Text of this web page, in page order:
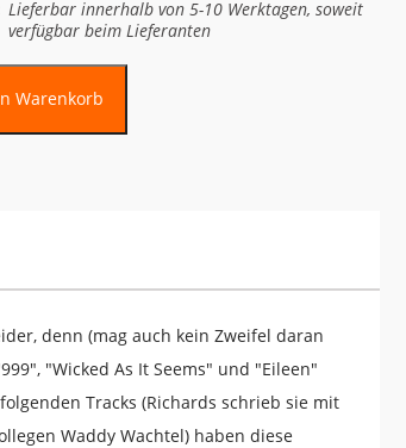
Lieferbar innerhalb von 5-10 Werktagen, soweit
verfügbar beim Lieferanten
Warenkorb
denn (mag auch kein Zweifel daran
"Wicked As It Seems" und "Eileen"
Tracks (Richards schrieb sie mit
Waddy Wachtel) haben diese